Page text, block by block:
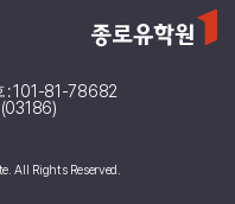
: 101-81-78682
(03186)
All Rights Reserved.